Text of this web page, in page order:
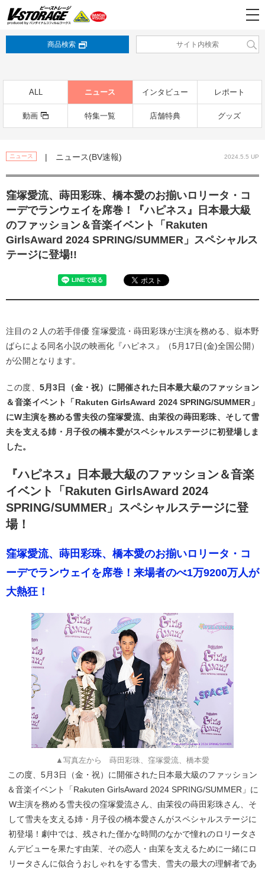
商品検索
ALL ニュース インタビュー レポート
動画 特集一覧 店舗特典 グッズ
ニュース | ニュース(BV速報) 2024.5.5 UP
窪塚愛流、蒔田彩珠、橋本愛のお揃いロリータ・コ
ーデでランウェイを席巻！『ハピネス』日本最大級
のファッション＆音楽イベント「Rakuten
GirlsAward 2024 SPRING/SUMMER」スペシャルス
テージに登場!!
注目の２人の若手俳優 窪塚愛流・蒔田彩珠が主演を務める、嶽本野
ばらによる同名小説の映画化『ハピネス』（5月17日(金)全国公開）
が公開となります。
この度、 5月3日（金・祝）に開催された日本最大級のファッション
＆音楽イベント「Rakuten GirlsAward 2024 SPRING/SUMMER」
にW主演を務める雪夫役の窪塚愛流、由茉役の蒔田彩珠、そして雪
夫を支える姉・月子役の橋本愛がスペシャルステージに初登場しま
した。
『ハピネス』日本最大級のファッション＆音楽
イベント「Rakuten GirlsAward 2024
SPRING/SUMMER」 スペシャルステージに登
場！
窪塚愛流、蒔田彩珠、橋本愛のお揃いロリータ・コ
ーデでランウェイを席巻！来場者のべ1万9200万人が
大熱狂！
▲写真左から 蒔田彩珠、窪塚愛流、橋本愛
この度、5月3日（金・祝）に開催された日本最大級のファッション
＆音楽イベント「Rakuten GirlsAward 2024 SPRING/SUMMER」に
W主演を務める雪夫役の窪塚愛流さん、由茉役の蒔田彩珠さん、そ
して雪夫を支える姉・月子役の橋本愛さんがスペシャルステージに
初登場！劇中では、残された僅かな時間のなかで憧れのロリータさ
んデビューを果たす由茉、その恋人・由茉を支えるために一緒にロ
リータさんに似合うおしゃれをする雪夫、雪夫の最大の理解者であ